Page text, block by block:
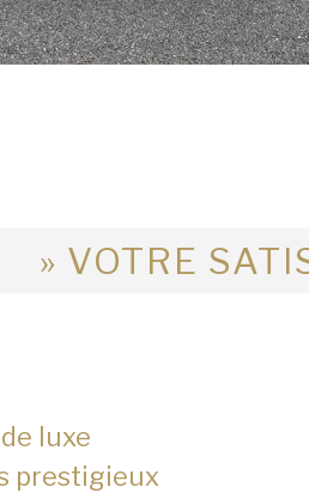
» VOTRE
luxe
prestigieux